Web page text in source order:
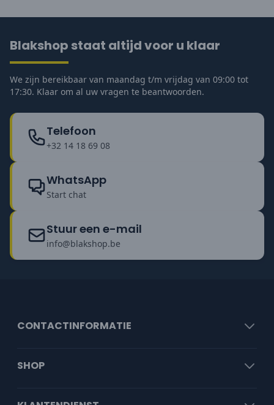
Blakshop staat altijd voor u klaar
We zijn bereikbaar van maandag t/m vrijdag van 09:00 tot
17:30. Klaar om al uw vragen te beantwoorden.
Telefoon
+32 14 18 69 08
WhatsApp
Start chat
Stuur een e-mail
info@blakshop.be
CONTACTINFORMATIE
SHOP